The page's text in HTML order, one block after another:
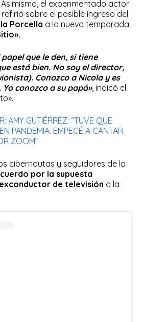
Asimismo, el experimentado actor
refirió sobre el posible ingreso del
Porcella a la nueva temporada
que le den, si tiene
está bien. No soy el director,
Conozco a Nicola y es
conozco a su papá», indicó el
AMY GUTIÉRREZ: “TUVE QUE
PANDEMIA. EMPECÉ A CANTAR
ZOOM”
cibernautas y seguidores de la
por la supuesta
de televisión a la